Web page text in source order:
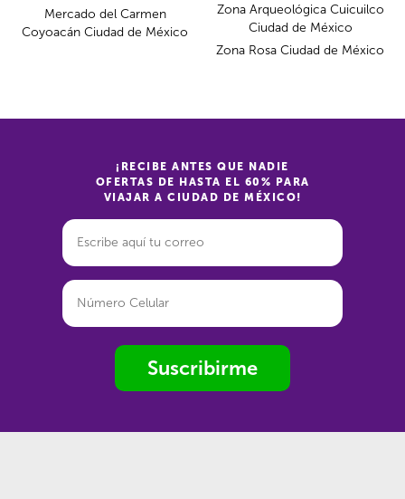
Mercado del Carmen
Coyoacán Ciudad de México
Zona Arqueológica Cuicuilco
Ciudad de México
Zona Rosa Ciudad de México
¡RECIBE ANTES QUE NADIE
OFERTAS DE HASTA EL 60% PARA
VIAJAR A CIUDAD DE MÉXICO!
Suscribirme